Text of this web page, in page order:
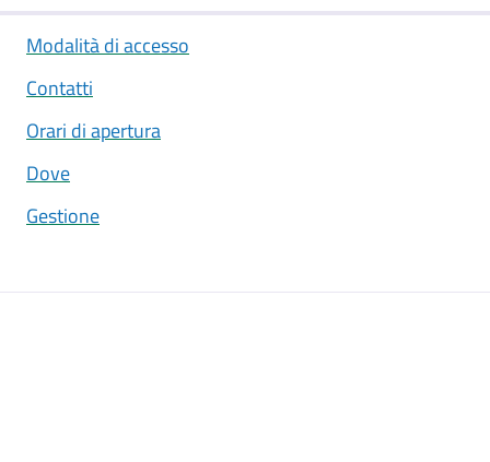
Modalità di accesso
Contatti
Orari di apertura
Dove
Gestione